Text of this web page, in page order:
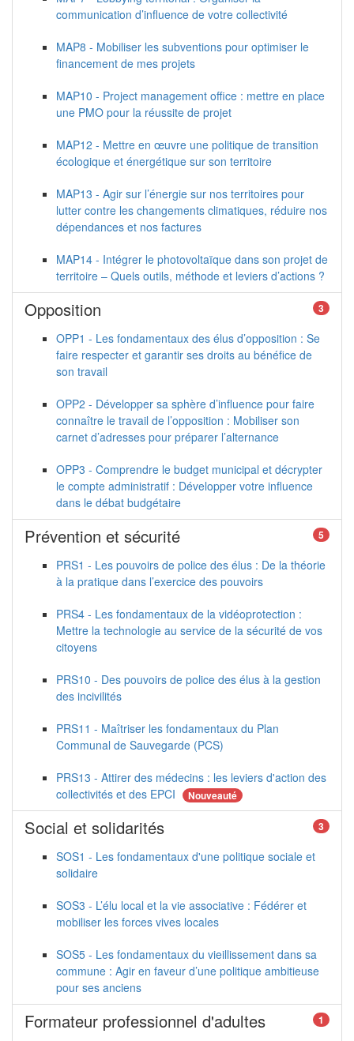
communication d’influence de votre collectivité
MAP8 - Mobiliser les subventions pour optimiser le
financement de mes projets
MAP10 - Project management office : mettre en place
une PMO pour la réussite de projet
MAP12 - Mettre en œuvre une politique de transition
écologique et énergétique sur son territoire
MAP13 - Agir sur l’énergie sur nos territoires pour
lutter contre les changements climatiques, réduire nos
dépendances et nos factures
MAP14 - Intégrer le photovoltaïque dans son projet de
territoire – Quels outils, méthode et leviers d’actions ?
Opposition 3
OPP1 - Les fondamentaux des élus d’opposition : Se
faire respecter et garantir ses droits au bénéfice de
son travail
OPP2 - Développer sa sphère d’influence pour faire
connaître le travail de l’opposition : Mobiliser son
carnet d’adresses pour préparer l’alternance
OPP3 - Comprendre le budget municipal et décrypter
le compte administratif : Développer votre influence
dans le débat budgétaire
Prévention et sécurité 5
PRS1 - Les pouvoirs de police des élus : De la théorie
à la pratique dans l’exercice des pouvoirs
PRS4 - Les fondamentaux de la vidéoprotection :
Mettre la technologie au service de la sécurité de vos
citoyens
PRS10 - Des pouvoirs de police des élus à la gestion
des incivilités
PRS11 - Maîtriser les fondamentaux du Plan
Communal de Sauvegarde (PCS)
PRS13 - Attirer des médecins : les leviers d'action des
collectivités et des EPCI
Nouveauté
Social et solidarités 3
SOS1 - Les fondamentaux d'une politique sociale et
solidaire
SOS3 - L’élu local et la vie associative : Fédérer et
mobiliser les forces vives locales
SOS5 - Les fondamentaux du vieillissement dans sa
commune : Agir en faveur d’une politique ambitieuse
pour ses anciens
Formateur professionnel d'adultes 1